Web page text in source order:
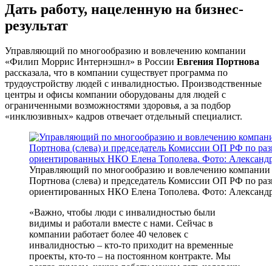
Дать работу, нацеленную на бизнес-
результат
Управляющий по многообразию и вовлечению компании
«Филип Моррис Интернэшнл» в России Евгения Портнова
рассказала, что в компании существует программа по
трудоустройству людей с инвалидностью. Производственные
центры и офисы компании оборудованы для людей с
ограниченными возможностями здоровья, а за подбор
«инклюзивных» кадров отвечает отдельный специалист.
Управляющий по многообразию и вовлечению
Портнова (слева) и председатель Комиссии ОП РФ по
ориентированных НКО Елена Тополева. Фото:
«Важно, чтобы люди с инвалидностью были
видимы и работали вместе с нами. Сейчас в
компании работает более 40 человек с
инвалидностью – кто-то приходит на временные
проекты, кто-то – на постоянном контракте. Мы